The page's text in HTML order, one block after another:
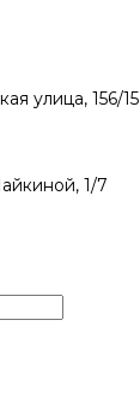
улица, 156/15
1/7